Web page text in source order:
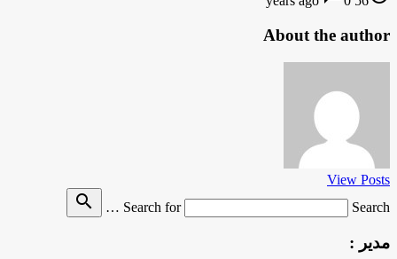
About the author
View Posts
Search for
Search …
search
مدیر :